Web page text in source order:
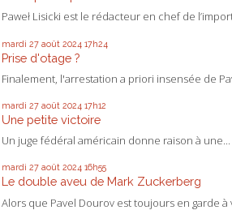
Paweł Lisicki est le rédacteur en chef de
mardi 27 août 2024 17h24
Prise d'otage ?
Finalement, l'arrestation a priori insensée de
mardi 27 août 2024 17h12
Une petite victoire
Un juge fédéral américain donne raison à une...
mardi 27 août 2024 16h55
Le double aveu de Mark Zuckerberg
Alors que Pavel Dourov est toujours en garde à